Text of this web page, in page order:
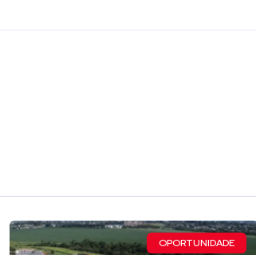
OPORTUNIDADE